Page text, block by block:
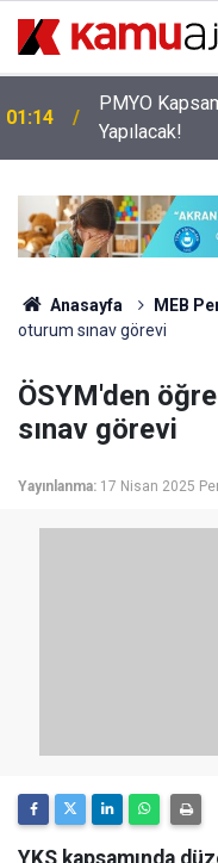
00:57
Erciyes
Sağlık
Anasayfa MEB
oturum sınav görevi
ÖSYM'den
sınav görevi
Yayınlanma: 17 Nisan 2025
YKS kapsamında